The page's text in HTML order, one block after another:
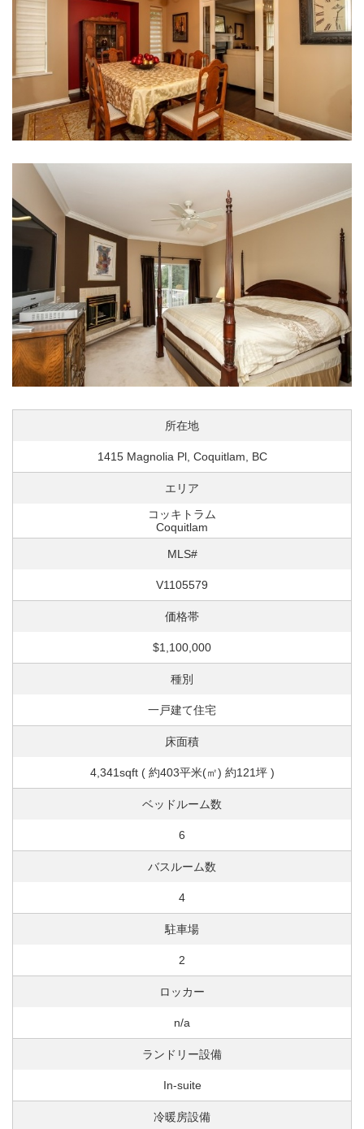
所在地
1415 Magnolia Pl, Coquitlam, BC
エリア
コッキトラム
Coquitlam
MLS#
V1105579
価格帯
$1,100,000
種別
一戸建て住宅
床面積
4,341sqft ( 約403平米(㎡) 約121坪 )
ベッドルーム数
6
バスルーム数
4
駐車場
2
ロッカー
n/a
ランドリー設備
In-suite
冷暖房設備